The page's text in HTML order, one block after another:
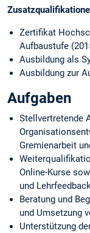
Zertifikat
Aufbaustufe
Ausbildung als
Ausbildung zur
Aufgaben
Stellvertretende
Gremienarbeit
Online-Kurse
und
Beratung und
und Umsetzung
Unterstützung